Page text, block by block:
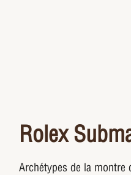
Rolex
Archétypes de la montre